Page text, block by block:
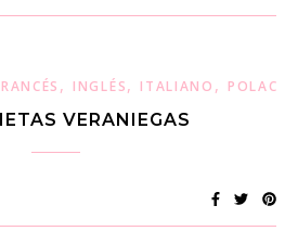
, INGLÉS, ITALIANO , POLACO
VERANIEGAS